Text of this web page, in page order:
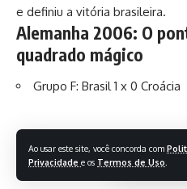
Ao usar este site, você concorda com
Privacidade e os Termos de Uso
e definiu a vitória brasileira.
Alemanha 2006: O
quadrado mágico
Grupo F: Brasil 1 x 0 Croácia
Na sequência do
entressafra, relegando nomes